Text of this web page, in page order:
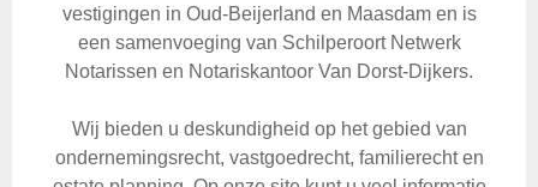
vestigingen in Oud-Beijerland en Maasdam en is
een samenvoeging van Schilperoort Netwerk
Notarissen en Notariskantoor Van Dorst-Dijkers.
Wij bieden u deskundigheid op het gebied van
ondernemingsrecht, vastgoedrecht, familierecht en